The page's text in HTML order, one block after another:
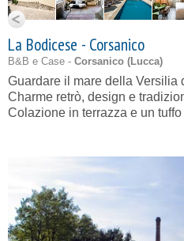
La Bodicese - Corsanico
B&B e Case - Corsanico (Lucca)
Guardare il mare della Versilia
Charme retrò, design e
Colazione in terrazza e un